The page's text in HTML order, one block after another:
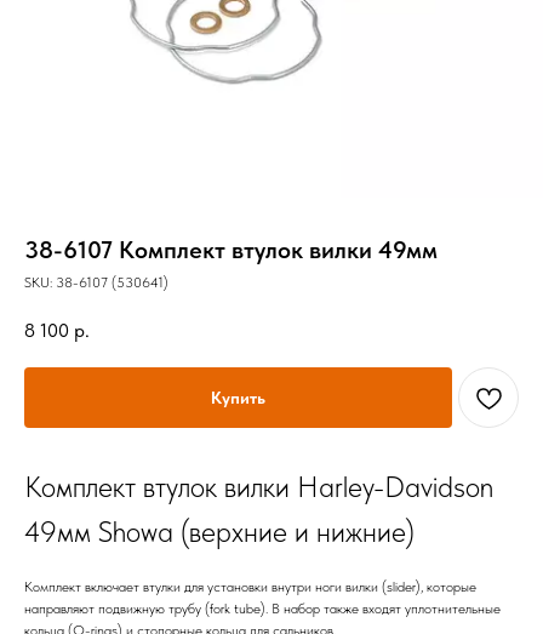
38-6107 Комплект втулок вилки 49мм
SKU: 38-6107 (530641)
8 100 р.
Купить
Комплект втулок вилки Harley-Davidson
49мм Showa (верхние и нижние)
Комплект включает втулки для установки внутри ноги вилки (slider), которые
направляют подвижную трубу (fork tube). В набор также входят уплотнительные
кольца (O-rings) и стопорные кольца для сальников.